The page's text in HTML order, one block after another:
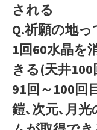
される
Q.祈願の地っ
1回60水晶を
きる(天井
91回～100回
鎧､次元､月